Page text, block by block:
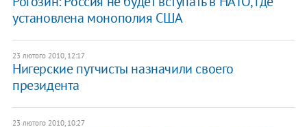
установлена монополия США
23 лютого 2010, 12:17
Нигерские путчисты назначили своего
президента
23 лютого 2010, 10:27